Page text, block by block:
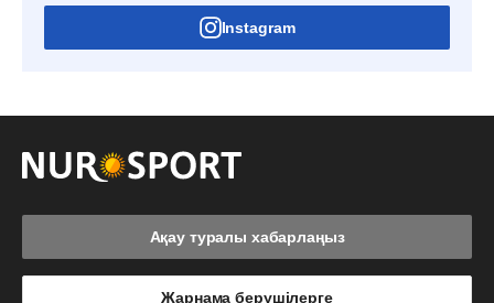
Instagram
Ақау туралы хабарлаңыз
Жарнама берушілерге